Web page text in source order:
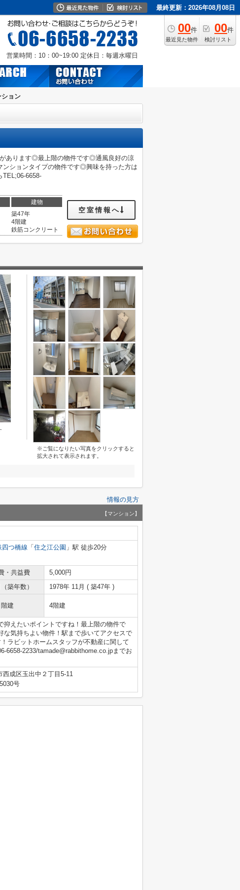
最終更新：2026年08月08日
00件
最近見た物件
00件
検討リスト
営業時間：10：00~19:00 定休日：毎週水曜日
ション
あります◎最上階の物件です◎通風良好の涼
ションタイプの物件です◎興味を持った方は
6658-
建物
築47年
4階建
鉄筋コンクリート
空室情報へ
※ご覧になりたい写真をクリックすると
拡大されて表示されます。
情報の見方
【マンション】
四つ橋線 「 住之江公園 」駅 徒歩20分
・共益費
5,000円
築年数） 1978年 11月 ( 築47年 )
階建 4階建
えたいポイントですね！最上階の物件で
気持ちよい物件！駅まで歩いてアクセスで
ラビットホームスタッフが不動産に関して
6658-2233/tamade@rabbithome.co.jpまでお
西成区玉出中２丁目5-11
号